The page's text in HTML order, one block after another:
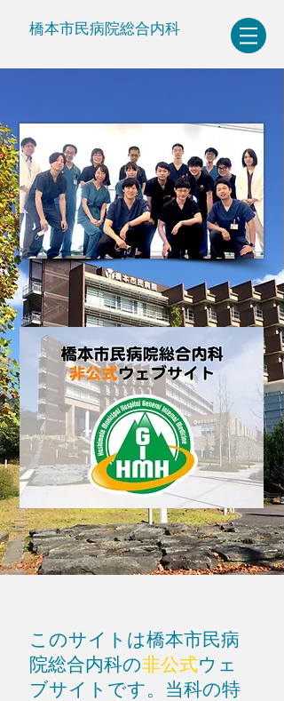
橋本市民病院総合内科
​このサイトは橋本市民病
院総合内科の非公式ウェ
ブサイトです。当科の特